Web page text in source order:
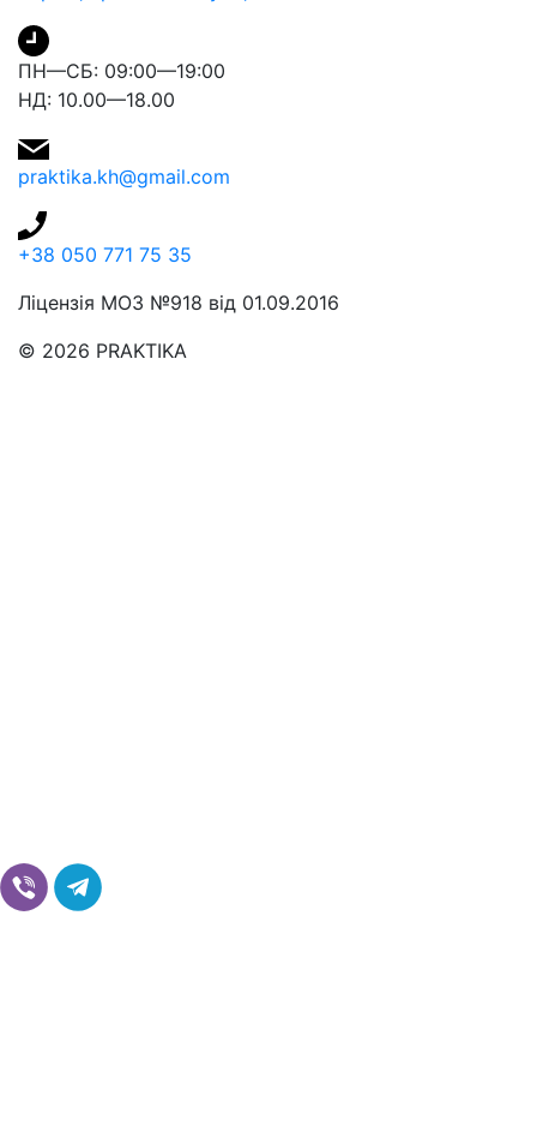
ПН—СБ: 09:00—19:00
НД: 10.00—18.00
praktika.kh@gmail.com
+38 050 771 75 35
Ліцензія МОЗ №918 від 01.09.2016
© 2026 PRAKTIKA